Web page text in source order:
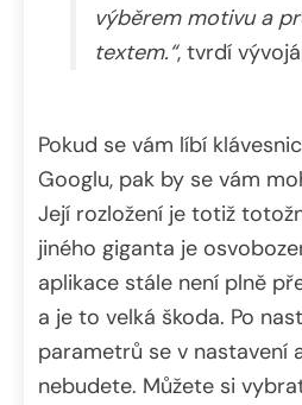
výběrem motivu a
textem.“, tvrdí
Pokud se vám líbí
Googlu, pak by se vám
Její rozložení je totiž
jiného giganta je
aplikace stále není plně
a je to velká škoda. Po
parametrů se v nastavení
nebudete. Můžete si